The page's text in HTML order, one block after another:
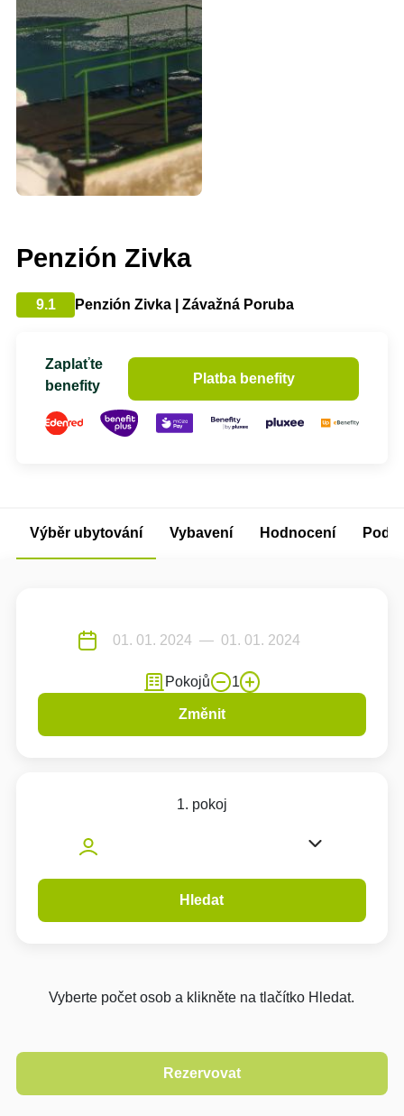
Penzión Zivka
9.1 Penzión Zivka | Závažná Poruba
Zaplaťte
benefity
Platba benefity
Výběr ubytování Vybavení Hodnocení
Pokojů 1
Změnit
1. pokoj
Hledat
Vyberte počet osob a klikněte na tlačítko Hledat.